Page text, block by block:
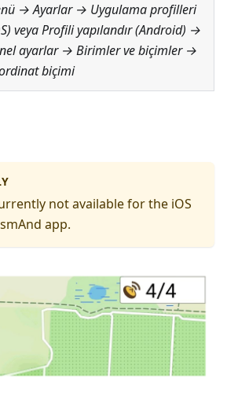
→ Ayarlar → Uygulama profilleri
veyaProfili yapılandır(Android) →
ayarlar → Birimler ve biçimler →
biçimi
not available for the iOS
app.